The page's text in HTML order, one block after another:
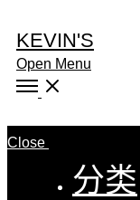
KEVIN'S
Open Menu
Close
分类